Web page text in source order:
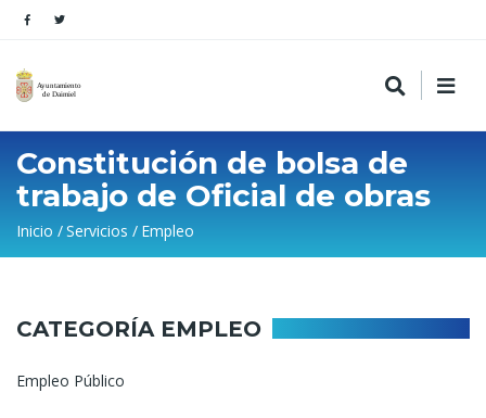
Constitución de bolsa de
trabajo de Oficial de obras
Sobrescribir
enlaces
ayuda
a
la
Inicio Servicios Empleo
CATEGORÍA EMPLEO
Empleo Público